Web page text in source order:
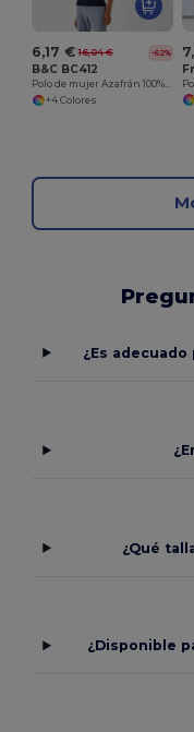
6,17 € 16,04 € -62%
B&C BC412
Polo de mujer Azafrán 100% algodón
+4 Colores
¿Es
¿Qué
¿Disponible